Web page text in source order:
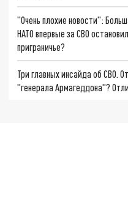
"Очень плохие новости":
НАТО впервые за СВО
приграничье?
Три главных инсайда об СВО.
"генерала Армагеддона"?